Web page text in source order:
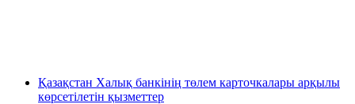
Қазақстан Халық банкінің төлем карточкалары арқылы
көрсетілетін қызметтер